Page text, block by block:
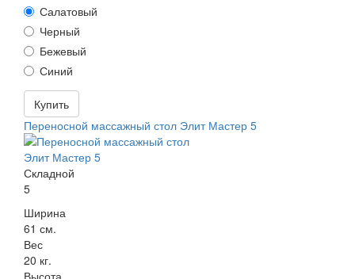
Салатовый
Черный
Бежевый
Синий
Купить
Переносной массажный стол Элит Мастер 5
Складной
5
Ширина
61 см.
Вес
20 кг.
Высота